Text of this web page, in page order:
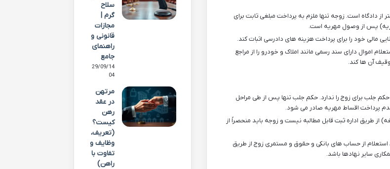
از دادگاه است. زوجه تنها ملزم به پرداخت مبلغی ثابت برای
مالی خود را برای پرداخت هزینه های دادرسی اثبات کند.
اموال دارای سند رسمی مانند املاک و خودرو را از مراجع
آن ها کند.
جلب برای زوج را ندارد. حکم جلب تنها پس از طی مراحل
عدم پرداخت اقساط مهریه صادر می شود.
طریق اداره ثبت قابل مطالبه نیست و زوجه باید منحصراً از
استعلام از حساب های بانکی و حقوق و مستمری زوج از طریق
سایر نهادها باشد.
سلاح
گرم |
مجازات
قانونی و
راهنمای
جامع
29/09/14
04
مرتهن
در عقد
رهن
کیست؟
(تعریف،
وظایف و
تفاوت با
راهن)